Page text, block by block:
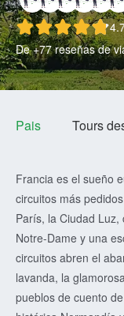
De +77 reseñas de
Pais Tours
Francia es el sueño
circuitos más
París, la Ciudad Luz,
Notre-Dame y una
circuitos abren el
lavanda, la
pueblos de cuento